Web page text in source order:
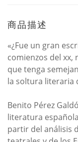
商品描述
«¿Fue un gran
comienzos del
que tenga
la soltura literaria
Benito Pérez
literatura
partir del análisis